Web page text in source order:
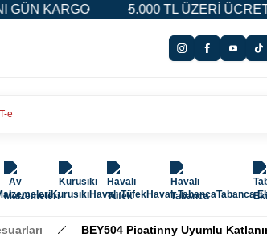
5.000 TL ÜZERİ ÜCRETSİZ KARGO
KurusıkıHavalı TüfekHavalı TabancaTabanca
BEY504 Picatinny Uyumlu